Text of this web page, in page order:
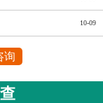
10-09
询